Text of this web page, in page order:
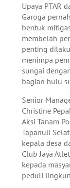
Upaya PTAR
Garoga
bentuk
membelah
penting
menimpa
sungai
bagian hulu
Senior
Christine
Aksi Tanam
Tapanuli
kepala desa
Club Jaya
kepada
peduli